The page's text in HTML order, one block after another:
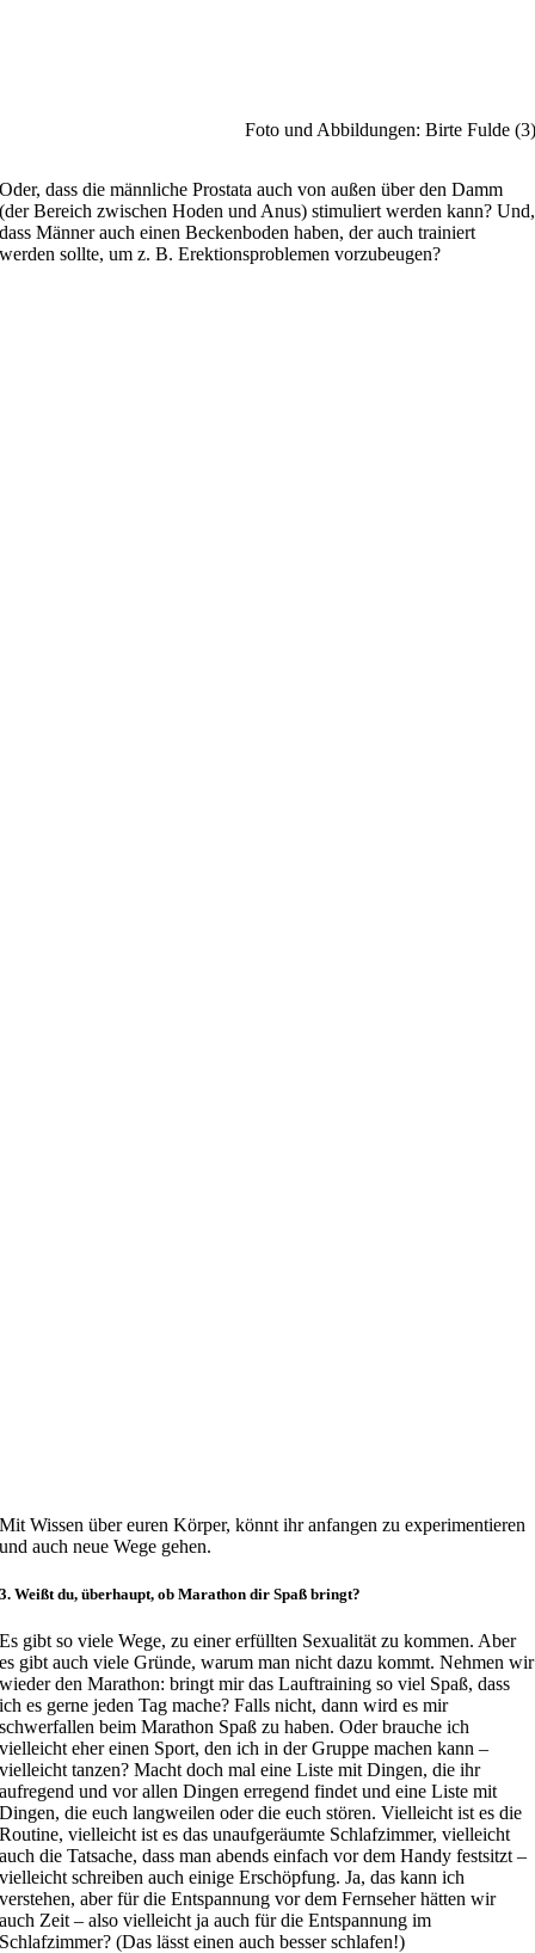
Foto und Abbildungen: Birte Fulde (3)
Oder, dass die männliche Prostata auch von außen über den Damm
(der Bereich zwischen Hoden und Anus) stimuliert werden kann? Und,
dass Männer auch einen Beckenboden haben, der auch trainiert
werden sollte, um z. B. Erektionsproblemen vorzubeugen?
Mit Wissen über euren Körper, könnt ihr anfangen zu experimentieren
und auch neue Wege gehen.
3. Weißt du, überhaupt, ob Marathon dir Spaß bringt?
Es gibt so viele Wege, zu einer erfüllten Sexualität zu kommen. Aber
es gibt auch viele Gründe, warum man nicht dazu kommt. Nehmen wir
wieder den Marathon: bringt mir das Lauftraining so viel Spaß, dass
ich es gerne jeden Tag mache? Falls nicht, dann wird es mir
schwerfallen beim Marathon Spaß zu haben. Oder brauche ich
vielleicht eher einen Sport, den ich in der Gruppe machen kann –
vielleicht tanzen? Macht doch mal eine Liste mit Dingen, die ihr
aufregend und vor allen Dingen erregend findet und eine Liste mit
Dingen, die euch langweilen oder die euch stören. Vielleicht ist es die
Routine, vielleicht ist es das unaufgeräumte Schlafzimmer, vielleicht
auch die Tatsache, dass man abends einfach vor dem Handy festsitzt –
vielleicht schreiben auch einige Erschöpfung. Ja, das kann ich
verstehen, aber für die Entspannung vor dem Fernseher hätten wir
auch Zeit – also vielleicht ja auch für die Entspannung im
Schlafzimmer? (Das lässt einen auch besser schlafen!)